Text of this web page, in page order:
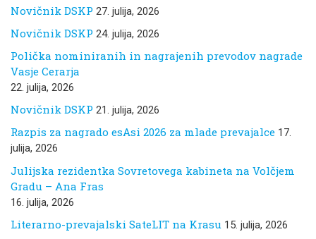
Novičnik DSKP 27. julija, 2026
Novičnik DSKP 24. julija, 2026
Polička nominiranih in nagrajenih prevodov nagrade
Vasje Cerarja
22. julija, 2026
Novičnik DSKP 21. julija, 2026
Razpis za nagrado esAsi 2026 za mlade prevajalce 17.
julija, 2026
Julijska rezidentka Sovretovega kabineta na Volčjem
Gradu – Ana Fras
16. julija, 2026
Literarno-prevajalski SateLIT na Krasu 15. julija, 2026